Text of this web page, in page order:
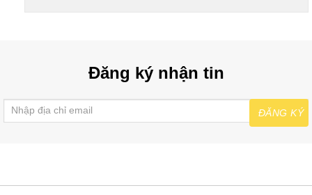
Đăng ký nhận tin
ĐĂNG KÝ